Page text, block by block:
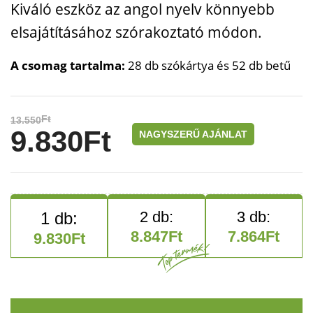
Kiváló eszköz az angol nyelv könnyebb
elsajátításához szórakoztató módon.
A csomag tartalma: 28 db szókártya és 52 db betű
13.550Ft
9.830Ft NAGYSZERŰ AJÁNLAT
9.830Ft 8.847Ft 7.864Ft